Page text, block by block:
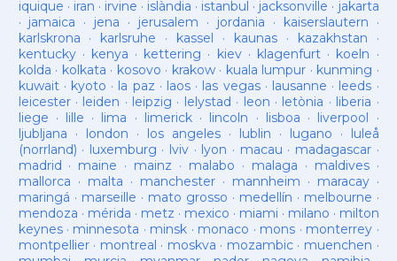
iquique · iran · irvine · islàndia · istanbul · jacksonville · jakarta
· jamaica · jena · jerusalem · jordania · kaiserslautern ·
karlskrona · karlsruhe · kassel · kaunas· kazakhstan ·
kentucky· kenya · kettering · kiev· klagenfurt · koeln ·
kolda · kolkata · kosovo · krakow· kuala lumpur · kunming ·
kuwait· kyoto · la paz · laos· las vegas· lausanne · leeds ·
leicester· leiden · leipzig · lelystad · leon · letònia · liberia ·
liege · lille · lima · limerick· lincoln · lisboa · liverpool ·
ljubljana · london · los angeles· lublin · lugano · luleå
(norrland) · luxemburg · lviv · lyon · macau · madagascar·
madrid · maine · mainz · malabo · malaga · maldives·
mallorca · malta · manchester· mannheim · maracay·
maringá · marseille · mato grosso · medellín · melbourne ·
mendoza · mérida · metz · mexico · miami · milano · milton
keynes· minnesota · minsk · monaco · mons · monterrey ·
montpellier· montreal · moskva · mozambic· muenchen ·